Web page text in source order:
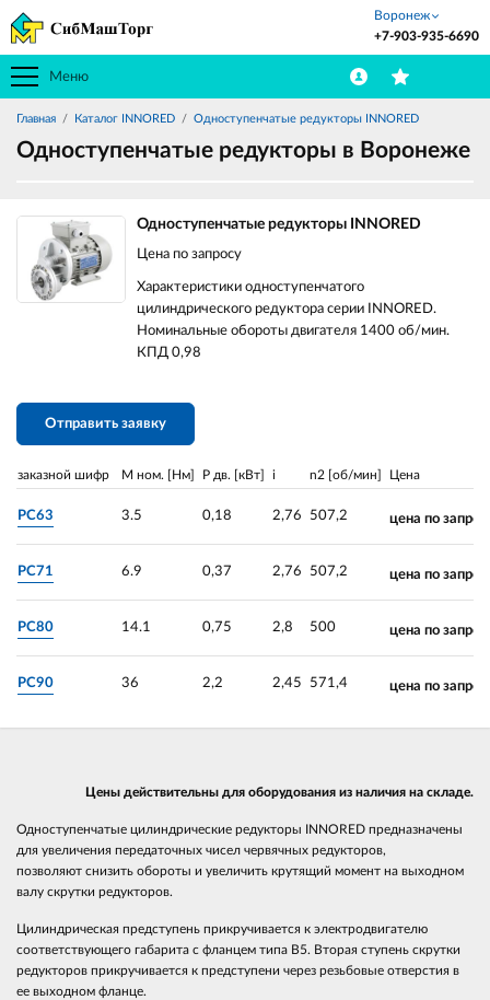
Меню
Воронеж
+7-903-935-6690
Главная Каталог INNORED Одноступенчатые редукторы INNORED
Одноступенчатые редукторы в Воронеже
Одноступенчатые редукторы INNORED
Цена по запросу
Характеристики одноступенчатого
цилиндрического редуктора серии INNORED.
Номинальные обороты двигателя 1400 об/мин.
КПД 0,98
Отправить заявку
заказной шифр М ном. [Нм] P дв. [кВт] i n2 [об/мин] Цена
PC63 3.5 0,18 2,76 507,2 цена по
PC71 6.9 0,37 2,76 507,2 цена по
PC80 14.1 0,75 2,8 500 цена по
PC90 36 2,2 2,45 571,4 цена по
Цены действительны для оборудования из наличия на складе.
Одноступенчатые цилиндрические редукторы INNORED предназначены
для увеличения передаточных чисел червячных редукторов,
позволяют снизить обороты и увеличить крутящий момент на выходном
валу скрутки редукторов.
Цилиндрическая предступень прикручивается к электродвигателю
соответствующего габарита с фланцем типа B5. Вторая ступень скрутки
редукторов прикручивается к предступени через резьбовые отверстия в
ее выходном фланце.